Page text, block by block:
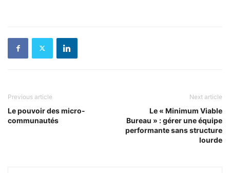
Previous article
Le pouvoir des micro-
communautés
Next article
Le « Minimum Viable
Bureau » : gérer une équipe
performante sans structure
lourde